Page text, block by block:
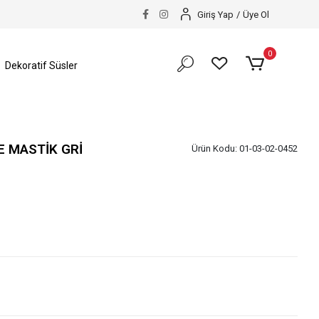
Giriş Yap / Üye Ol
Dekoratif Süsler
0
MASTİK GRİ Ürün Kodu: 01-03-02-0452